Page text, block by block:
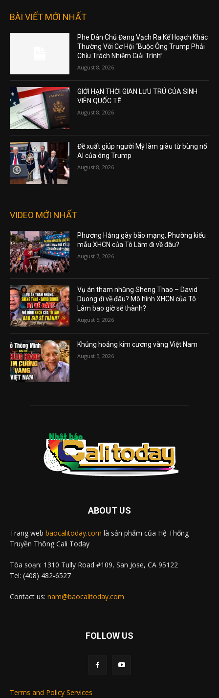
BÀI VIẾT MỚI NHẤT
Phe Dân Chủ Đang Vạch Ra Kế Hoạch Khác
Thường Với Cơ Hội “Buộc Ông Trump Phải
Chịu Trách Nhiệm Giải Trình”.
August 8, 2026
GIỚI HẠN THỜI GIAN LƯU TRÚ CỦA SINH
VIÊN QUỐC TẾ
August 8, 2026
Đề xuất giúp người Mỹ làm giàu từ bùng nổ
AI của ông Trump
August 8, 2026
VIDEO MỚI NHẤT
Phương Hằng gây bão mạng, Phường kiểu
mẫu XHCN của Tô Lâm đi về đâu?
August 7, 2026
Vụ án tham nhũng Sheng Thao – David
Duong đi về đâu? Mô hình XHCN của Tô
Lâm bao giờ sẽ thành?
August 5, 2026
Khủng hoảng kim cương vàng Việt Nam
August 5, 2026
ABOUT US
Trang web baocalitoday.com là sản phẩm của Hệ Thống
Truyền Thông Cali Today
Tòa soạn: 1310 Tully Road #109, San Jose, CA 95122
Tel: (408) 482-6527
Contact us: nam@baocalitoday.com
FOLLOW US
Terms and Policy Services